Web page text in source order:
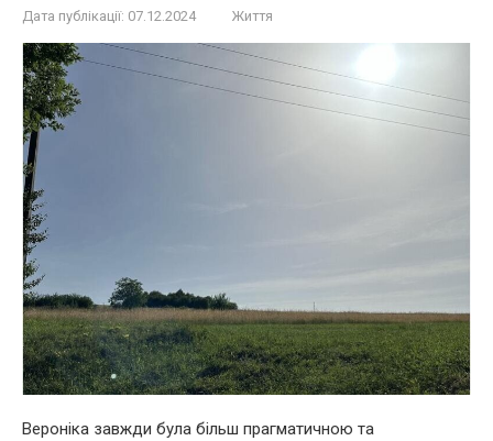
Дата публікації: 07.12.2024 Життя
Вероніка завжди була більш прагматичною та